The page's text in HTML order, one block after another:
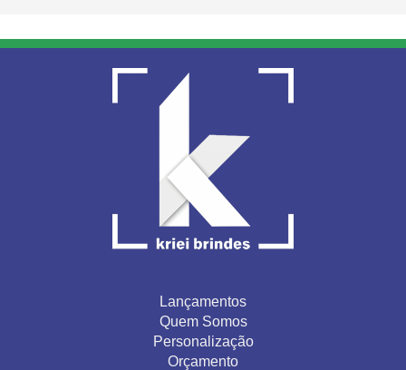
Lançamentos
Quem Somos
Personalização
Orçamento